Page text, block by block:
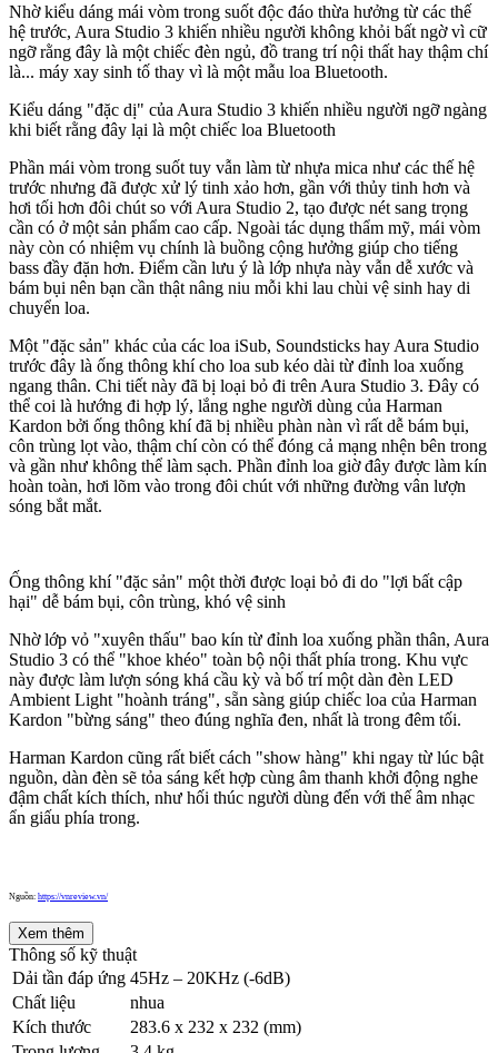
Nhờ kiểu dáng mái vòm trong suốt độc đáo thừa hưởng từ các thế
hệ trước, Aura Studio 3 khiến nhiều người không khỏi bất ngờ vì cữ
ngỡ rằng đây là một chiếc đèn ngủ, đồ trang trí nội thất hay thậm chí
là... máy xay sinh tố thay vì là một mẫu loa Bluetooth.
Kiểu dáng "đặc dị" của Aura Studio 3 khiến nhiều người ngỡ ngàng
khi biết rằng đây lại là một chiếc loa Bluetooth
Phần mái vòm trong suốt tuy vẫn làm từ nhựa mica như các thế hệ
trước nhưng đã được xử lý tinh xảo hơn, gần với thủy tinh hơn và
hơi tối hơn đôi chút so với Aura Studio 2, tạo được nét sang trọng
cần có ở một sản phẩm cao cấp. Ngoài tác dụng thẩm mỹ, mái vòm
này còn có nhiệm vụ chính là buồng cộng hưởng giúp cho tiếng
bass đầy đặn hơn. Điểm cần lưu ý là lớp nhựa này vẫn dễ xước và
bám bụi nên bạn cần thật nâng niu mỗi khi lau chùi vệ sinh hay di
chuyển loa.
Một "đặc sản" khác của các loa iSub, Soundsticks hay Aura Studio
trước đây là ống thông khí cho loa sub kéo dài từ đỉnh loa xuống
ngang thân. Chi tiết này đã bị loại bỏ đi trên Aura Studio 3. Đây có
thể coi là hướng đi hợp lý, lắng nghe người dùng của Harman
Kardon bởi ống thông khí đã bị nhiều phàn nàn vì rất dễ bám bụi,
côn trùng lọt vào, thậm chí còn có thể đóng cả mạng nhện bên trong
và gần như không thể làm sạch. Phần đỉnh loa giờ đây được làm kín
hoàn toàn, hơi lõm vào trong đôi chút với những đường vân lượn
sóng bắt mắt.
Ống thông khí "đặc sản" một thời được loại bỏ đi do "lợi bất cập
hại" dễ bám bụi, côn trùng, khó vệ sinh
Nhờ lớp vỏ "xuyên thấu" bao kín từ đỉnh loa xuống phần thân, Aura
Studio 3 có thể "khoe khéo" toàn bộ nội thất phía trong. Khu vực
này được làm lượn sóng khá cầu kỳ và bố trí một dàn đèn LED
Ambient Light "hoành tráng", sẵn sàng giúp chiếc loa của Harman
Kardon "bừng sáng" theo đúng nghĩa đen, nhất là trong đêm tối.
Harman Kardon cũng rất biết cách "show hàng" khi ngay từ lúc bật
nguồn, dàn đèn sẽ tỏa sáng kết hợp cùng âm thanh khởi động nghe
đậm chất kích thích, như hối thúc người dùng đến với thế âm nhạc
ẩn giấu phía trong.
Nguồn: https://vnreview.vn/
Xem thêm
Thông số kỹ thuật
Dải tần đáp ứng 45Hz – 20KHz (-6dB)
Chất liệu
nhua
Kích thước
283.6 x 232 x 232 (mm)